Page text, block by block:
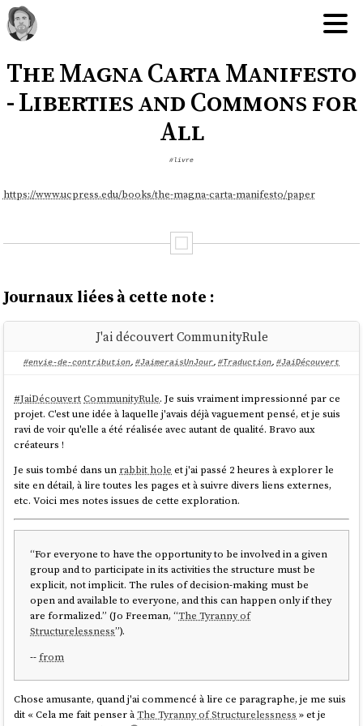
The Magna Carta Manifesto
- Liberties and Commons for
All
#livre
https://www.ucpress.edu/books/the-magna-carta-manifesto/paper
Journaux liées à cette note :
J'ai découvert CommunityRule
#envie-de-contribution, #JaimeraisUnJour, #Traduction, #JaiDécouvert
#JaiDécouvert CommunityRule. Je suis vraiment impressionné par ce
projet. C'est une idée à laquelle j'avais déjà vaguement pensé, et je suis
ravi de voir qu'elle a été réalisée avec autant de qualité. Bravo aux
créateurs !
Je suis tombé dans un rabbit hole et j'ai passé 2 heures à explorer le
site en détail, à lire toutes les pages et à suivre divers liens externes,
etc. Voici mes notes issues de cette exploration.
“For everyone to have the opportunity to be involved in a given
group and to participate in its activities the structure must be
explicit, not implicit. The rules of decision-making must be
open and available to everyone, and this can happen only if they
are formalized.” (Jo Freeman, “The Tyranny of
Structurelessness”).
--from
Chose amusante, quand j'ai commencé à lire ce paragraphe, je me suis
dit « Cela me fait penser àThe Tyranny of Structurelessness » et je